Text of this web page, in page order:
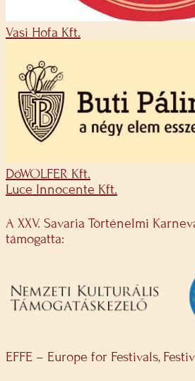
Vasi Hofa Kft.
DöWOLFER Kft.
Luce Innocente Kft.
A XXV. Savaria Történelmi
támogatta:
EFFE – Europe for Festivals,